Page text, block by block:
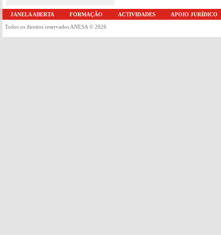
JANELA ABERTA FORMAÇÃO ACTIVIDADES APOIO JURÍDICO
Todos os direitos reservados ANESA © 2026